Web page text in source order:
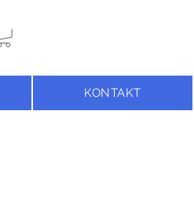
KONTAKT